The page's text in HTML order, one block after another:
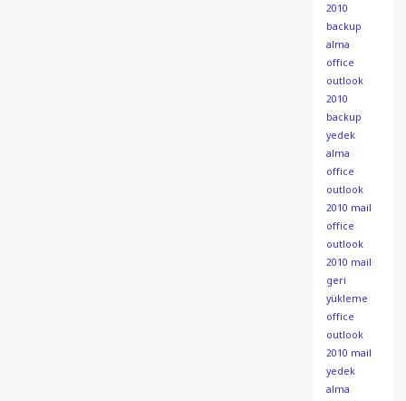
2010
backup
alma
office
outlook
2010
backup
yedek
alma
office
outlook
2010 mail
office
outlook
2010 mail
geri
yükleme
office
outlook
2010 mail
yedek
alma